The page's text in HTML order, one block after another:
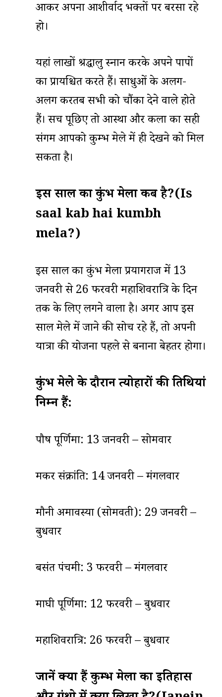
आकर अपना आशीर्वाद भक्तों पर बरसा रहे
हो।
यहां लाखों श्रद्धालु स्नान करके अपने पापों
का प्रायश्चित करते हैं। साधुओं के अलग-
अलग करतब सभी को चौंका देने वाले होते
हैं। सच पूछिए तो आस्था और कला का सही
संगम आपको कुम्भ मेले में ही देखने को मिल
सकता है।
इस साल का कुंभ मेला कब है?(Is
saal kab hai kumbh
mela?)
इस साल का कुंभ मेला प्रयागराज में 13
जनवरी से 26 फरवरी महाशिवरात्रि के दिन
तक के लिए लगने वाला है। अगर आप इस
साल मेले में जाने की सोच रहे हैं, तो अपनी
यात्रा की योजना पहले से बनाना बेहतर होगा।
कुंभ मेले के दौरान त्योहारों की तिथियां
निम्न हैं:
पौष पूर्णिमा: 13 जनवरी – सोमवार
मकर संक्रांति: 14 जनवरी – मंगलवार
मौनी अमावस्या (सोमवती): 29 जनवरी –
बुधवार
बसंत पंचमी: 3 फरवरी – मंगलवार
माघी पूर्णिमा: 12 फरवरी – बुधवार
महाशिवरात्रि: 26 फरवरी – बुधवार
जानें क्या हैं कुम्भ मेला का इतिहास